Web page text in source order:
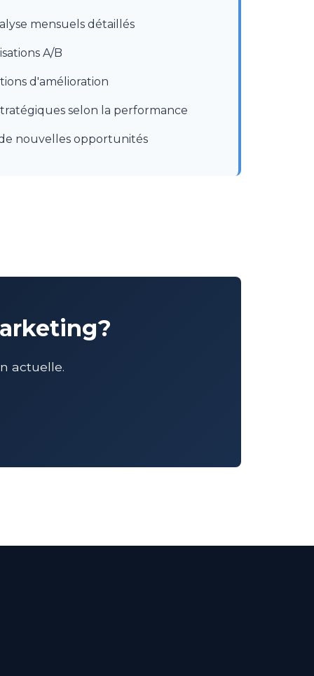
mensuels détaillés
A/B
d'amélioration
selon la performance
nouvelles opportunités
actuelle.